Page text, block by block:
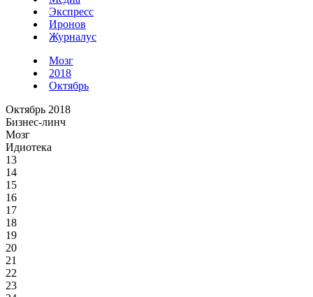
Экспресс
Иронов
Журналус
Мозг
2018
Октябрь
Октябрь 2018
Бизнес-линч
Мозг
Идиотека
13
14
15
16
17
18
19
20
21
22
23